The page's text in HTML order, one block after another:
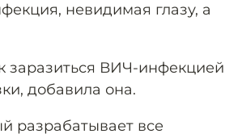
невидимая глазу, а
заразиться ВИЧ-инфекцией
добавила она.
разрабатывает все